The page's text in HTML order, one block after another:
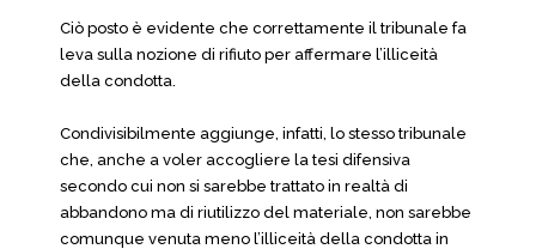
Ciò posto è evidente che correttamente il tribunale fa
leva sulla nozione di rifiuto per affermare l’illiceità
della condotta.
Condivisibilmente aggiunge, infatti, lo stesso tribunale
che, anche a voler accogliere la tesi difensiva
secondo cui non si sarebbe trattato in realtà di
abbandono ma di riutilizzo del materiale, non sarebbe
comunque venuta meno l’illiceità della condotta in